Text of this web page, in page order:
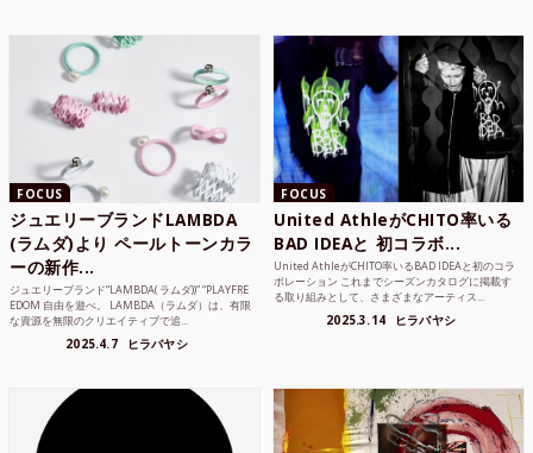
FOCUS
ジュエリーブランドLAMBDA
(ラムダ)より ペールトーンカラ
ーの新作...
ジュエリーブランド“LAMBDA( ラムダ))” “PLAYFRE
EDOM 自由を遊べ。 LAMBDA（ラムダ）は、有限
な資源を無限のクリエイティブで追...
2025.4.7 ヒラバヤシ
FOCUS
United AthleがCHITO率いる
BAD IDEAと 初コラボ...
United AthleがCHITO率いるBAD IDEAと初のコラ
ボレーション これまでシーズンカタログに掲載す
る取り組みとして、さまざまなアーティス...
2025.3.14 ヒラバヤシ